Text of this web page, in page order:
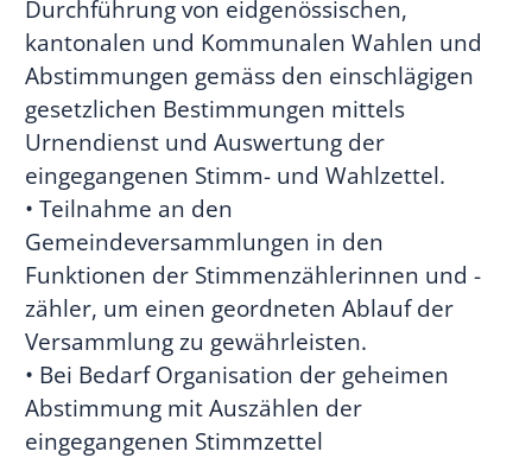
Durchführung von eidgenössischen,
kantonalen und Kommunalen Wahlen und
Abstimmungen gemäss den einschlägigen
gesetzlichen Bestimmungen mittels
Urnendienst und Auswertung der
eingegangenen Stimm- und Wahlzettel.
• Teilnahme an den
Gemeindeversammlungen in den
Funktionen der Stimmenzählerinnen und -
zähler, um einen geordneten Ablauf der
Versammlung zu gewährleisten.
• Bei Bedarf Organisation der geheimen
Abstimmung mit Auszählen der
eingegangenen Stimmzettel